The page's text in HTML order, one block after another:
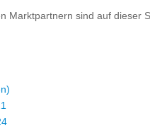
Marktpartnern sind auf dieser